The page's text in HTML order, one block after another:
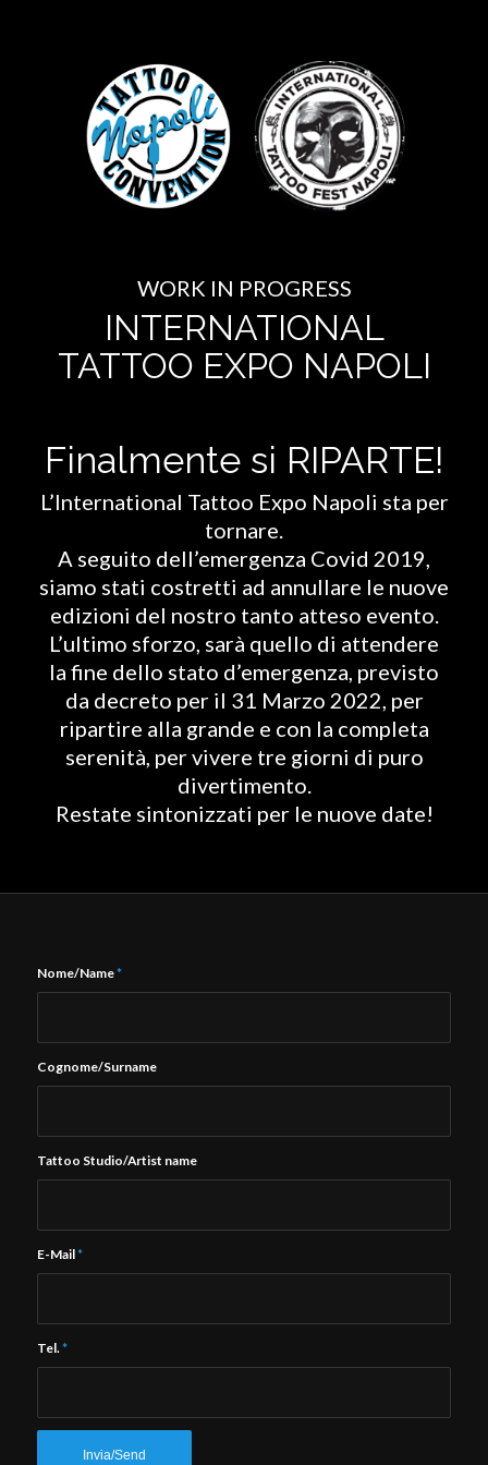
WORK IN PROGRESS
INTERNATIONAL
TATTOO EXPO NAPOLI
Finalmente si RIPARTE!
L’International Tattoo Expo Napoli sta per
tornare.
A seguito dell’emergenza Covid 2019,
siamo stati costretti ad annullare le nuove
edizioni del nostro tanto atteso evento.
L’ultimo sforzo, sarà quello di attendere
la fine dello stato d’emergenza, previsto
da decreto per il 31 Marzo 2022, per
ripartire alla grande e con la completa
serenità, per vivere tre giorni di puro
divertimento.
Restate sintonizzati per le nuove date!
Nome/Name*
Cognome/Surname
Tattoo Studio/Artist name
E-Mail*
Tel.*